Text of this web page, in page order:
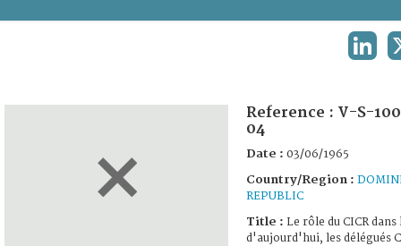
Reference : V-S-
04
Date : 03/06/1965
Country/Region :
REPUBLIC
Title : Le rôle du CICR
d'aujourd'hui, les délégués